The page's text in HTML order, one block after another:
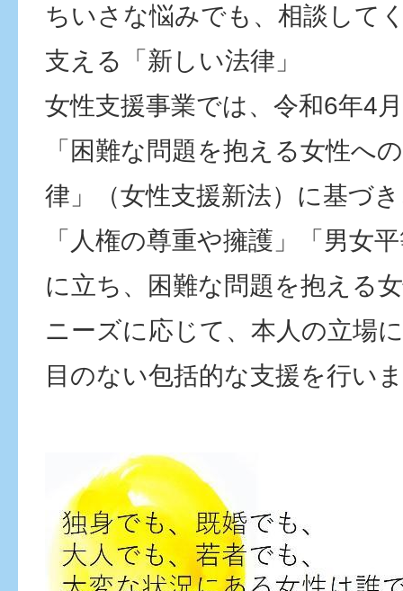
ちいさな悩みでも、相談して
支える「新しい法律」
女性支援事業では、令和6年4
「困難な問題を抱える女性へ
律」（女性支援新法）に基づ
「人権の尊重や擁護」「男女
に立ち、困難な問題を抱える
ニーズに応じて、本人の立場
目のない包括的な支援を行い